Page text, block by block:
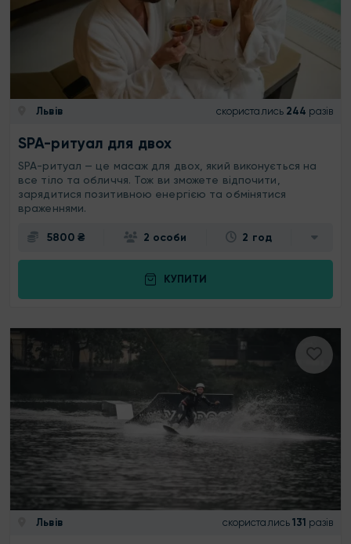
Львів скористались 244 разів
SPA-ритуал для двох
SPA-ритуал — це масаж для двох, який виконується на
все тіло та обличчя. Тож ви зможете відпочити,
зарядитися позитивною енергією та обмінятися
враженнями.
5800 ₴ 2 особи 2 год
КУПИТИ
Львів скористались 131 разів